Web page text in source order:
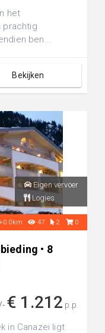
het
prachtig
ben...
Bekijken
Eigen vervoer
Logies
47 2 0
• 8
€ 1.212 p.p.
in Canazei ligt